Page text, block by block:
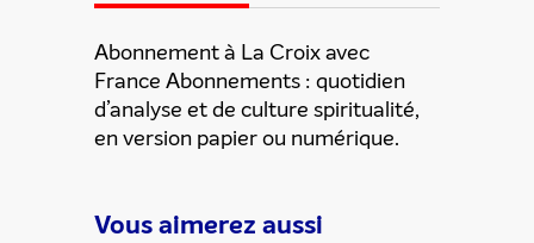
Abonnement à La Croix avec
France Abonnements : quotidien
d’analyse et de culture spiritualité,
en version papier ou numérique.
Vous aimerez aussi